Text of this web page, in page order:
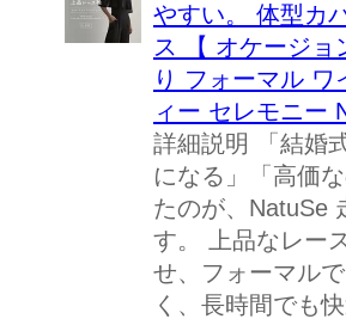
やすい。 体型カ
ス 【 オケージ
り フォーマル
ィー セレモニー
詳細説明 「結婚
になる」「高価
たのが、NatuSe
す。 上品なレー
せ、フォーマル
く、長時間でも